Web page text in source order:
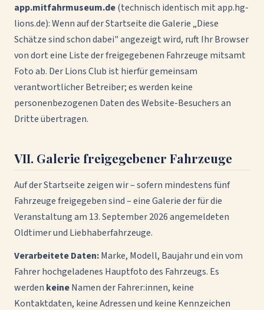
app.mitfahrmuseum.de(technisch identisch mit app.hg-
lions.de): Wenn auf der Startseite die Galerie „Diese
Schätze sind schon dabei" angezeigt wird, ruft Ihr Browser
von dort eine Liste der freigegebenen Fahrzeuge mitsamt
Foto ab. Der Lions Club ist hierfür gemeinsam
verantwortlicher Betreiber; es werden keine
personenbezogenen Daten des Website-Besuchers an
Dritte übertragen.
VII. Galerie freigegebener Fahrzeuge
Auf der Startseite zeigen wir – sofern mindestens fünf
Fahrzeuge freigegeben sind – eine Galerie der für die
Veranstaltung am 13. September 2026 angemeldeten
Oldtimer und Liebhaberfahrzeuge.
Verarbeitete Daten:Marke, Modell, Baujahr und ein vom
Fahrer hochgeladenes Hauptfoto des Fahrzeugs. Es
werden keineNamen der Fahrer:innen, keine
Kontaktdaten, keine Adressen und keine Kennzeichen